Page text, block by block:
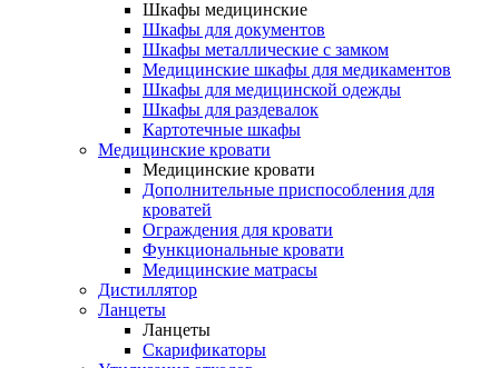
Шкафы медицинские
Шкафы для документов
Шкафы металлические с замком
Медицинские шкафы для медикаментов
Шкафы для медицинской одежды
Шкафы для раздевалок
Картотечные шкафы
Медицинские кровати
Медицинские кровати
Дополнительные приспособления для
кроватей
Ограждения для кровати
Функциональные кровати
Медицинские матрасы
Дистиллятор
Ланцеты
Ланцеты
Скарификаторы